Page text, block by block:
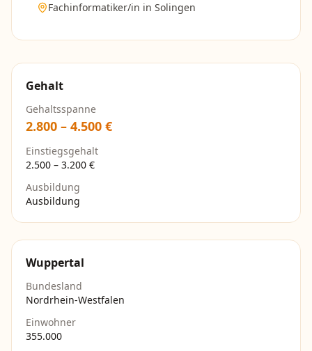
Fachinformatiker/in in Solingen
Gehalt
Gehaltsspanne
2.800 – 4.500 €
Einstiegsgehalt
2.500 – 3.200 €
Ausbildung
Ausbildung
Wuppertal
Bundesland
Nordrhein-Westfalen
Einwohner
355.000